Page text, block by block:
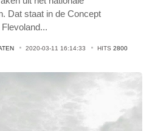
Dat staat in de Concept
...
2020-03-11 16:14:33 HITS 2800